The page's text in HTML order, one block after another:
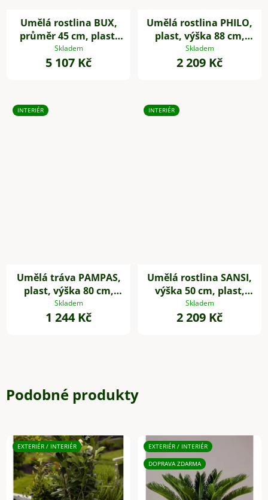
Umělá rostlina BUX,
průměr 45 cm, plast,
zelená
Skladem
5 107 Kč
Umělá rostlina PHILO,
plast, výška 88 cm,
zelená
Skladem
2 209 Kč
INTERIÉR
Umělá tráva PAMPAS,
plast, výška 80 cm,
zelená
Skladem
1 244 Kč
INTERIÉR
Umělá rostlina SANSI,
výška 50 cm, plast,
zelená
Skladem
2 209 Kč
Podobné produkty
EXTERIÉR / INTERIÉR EXTERIÉR / INTERIÉR
DOPRAVA ZDARMA